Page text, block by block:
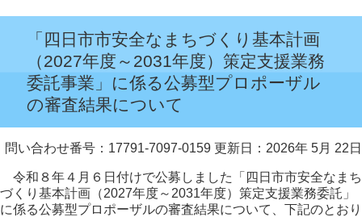
「四日市市安全なまちづくり基本計画
（2027年度～2031年度）策定支援業務
委託事業」に係る公募型プロポーザル
の審査結果について
問い合わせ番号：17791-7097-0159 更新日：2026年 5月 22日
令和８年４月６日付けで公募しました「四日市市安全なまち
づくり基本計画（2027年度～2031年度）策定支援業務委託」
に係る公募型プロポーザルの審査結果について、下記のとおり